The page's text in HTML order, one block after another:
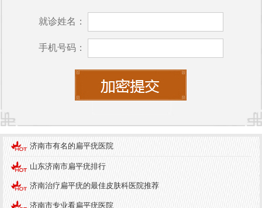
在济南，针对扁平疣的治疗，建议选择专业的皮肤
科医院进行诊断和治疗。
设备和经验丰富的医生团队。医院提供多种治疗扁
平疣的方法，包括冷冻疗法、激光治疗和药物治疗
在就诊时，医生会首先对患者的皮肤进行详细检
查，确认扁平疣的类型和数量，并评估患者的整体
健康状况。根据检查结果，医生会推荐较合适的治
疗方案，并指导患者在治疗期间的注意事项，以确
就诊姓名：
手机号码：
济南市有名的扁平疣医院
山东济南市扁平疣排行
济南治疗扁平疣的最佳皮肤科医院推荐
济南市专业看扁平疣医院